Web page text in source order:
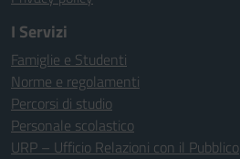
I Servizi
Famiglie e Studenti
Norme e regolamenti
Percorsi di studio
Personale scolastico
URP – Ufficio Relazioni con il Pubblico